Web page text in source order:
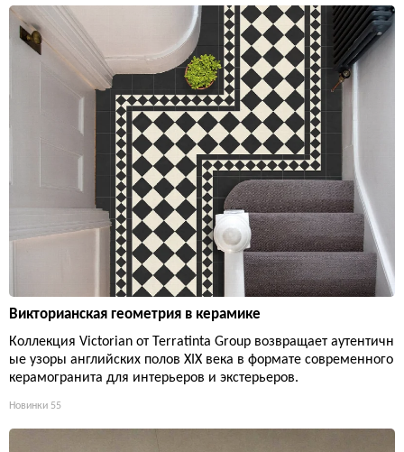
Викторианская геометрия в керамике
Коллекция Victorian от Terratinta Group возвращает аутентичн
ые узоры английских полов XIX века в формате современного
керамогранита для интерьеров и экстерьеров.
Новинки 55